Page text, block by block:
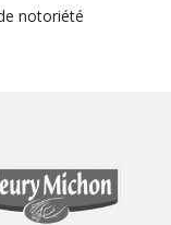
notoriété